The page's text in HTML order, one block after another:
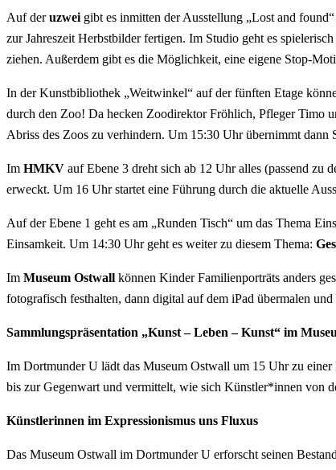
Auf deruzwei gibt es inmitten der Ausstellung „Lost and
zur Jahreszeit Herbstbilder fertigen. Im Studio geht es
ziehen. Außerdem gibt es die Möglichkeit, eine eigene Stop-
In der Kunstbibliothek „Weitwinkel“ auf der fünften Etage
durch den Zoo! Da hecken Zoodirektor Fröhlich, Pfleger Timo
Abriss des Zoos zu verhindern. Um 15:30 Uhr übernimmt dann
Im HMKV auf Ebene 3 dreht sich ab 12 Uhr alles (passend
erweckt. Um 16 Uhr startet eine Führung durch die aktuelle
Auf der Ebene 1 geht es am „Runden Tisch“ um das Thema
Einsamkeit. Um 14:30 Uhr geht es weiter zu diesem Thema:
Im Museum Ostwall können Kinder Familienporträts anders
fotografisch festhalten, dann digital auf dem iPad übermalen
Sammlungspräsentation „Kunst – Leben – Kunst“ im
Im Dortmunder U lädt das Museum Ostwall um 15 Uhr zu
bis zur Gegenwart und vermittelt, wie sich Künstler*innen von
Künstlerinnen im Expressionismus uns Fluxus
Das Museum Ostwall im Dortmunder U erforscht seinen